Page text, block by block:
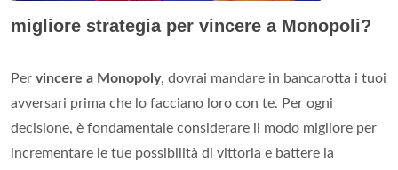
migliore strategia per vincere a Monopoli?
Per vincere a Monopoly, dovrai mandare in bancarotta i tuoi
avversari prima che lo facciano loro con te. Per ogni
decisione, è fondamentale considerare il modo migliore per
incrementare le tue possibilità di vittoria e battere la